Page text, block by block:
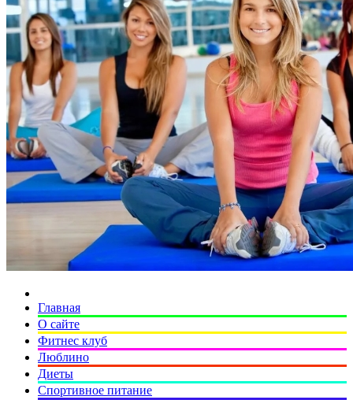
Главная
О сайте
Фитнес клуб
Люблино
Диеты
Спортивное питание